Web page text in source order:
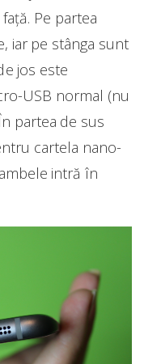
Pe partea
iar pe stânga sunt
jos este
USB normal (nu
partea de sus
cartela nano-
intră în